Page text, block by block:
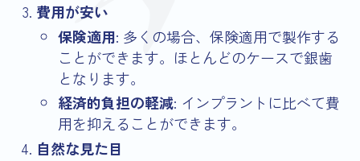
費用が安い
保険適用: 多くの場合、保険適用で製作する
ことができます。ほとんどのケースで銀歯
となります。
経済的負担の軽減: インプラントに比べて費
用を抑えることができます。
自然な見た目